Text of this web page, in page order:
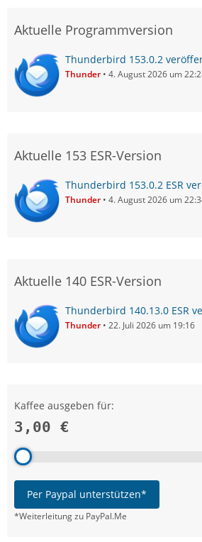
Aktuelle Programmversion
Thunderbird 153.0.2
Thunder 4. August 2026 um
Aktuelle 153 ESR-Version
Thunderbird 153.0.2 ESR
Thunder 4. August 2026 um
Aktuelle 140 ESR-Version
Thunderbird 140.13.0 ESR
Thunder 22. Juli 2026 um 19:16
Kaffee ausgeben für:
3,00 €
Per Paypal unterstützen*
*Weiterleitung zu PayPal.Me